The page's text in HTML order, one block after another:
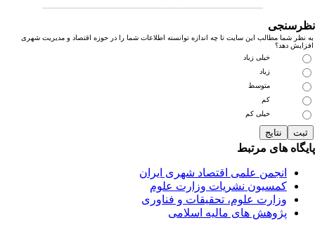
نظر شما مطالب این سایت تا چه اندازه توانسته اطلاعات شما را در حوزه اقتصاد و مدیریت شهری
دهد؟
خیلی زیاد
زیاد
متوسط
خیلی کم
های مرتبط
انجمن علمی اقتصاد شهری ایران
کمسیون نشریات وزارت علوم
وزارت علوم، تحقیقات و فناوری
پژوهش های مالیه اسلامی